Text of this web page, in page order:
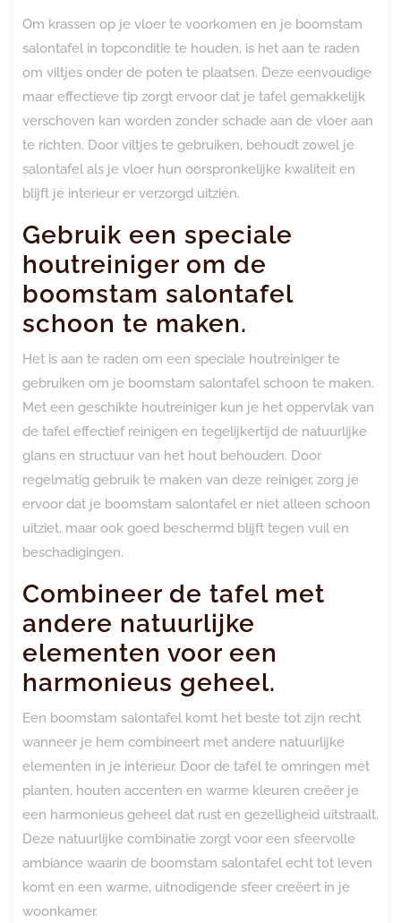
Om krassen op je vloer te voorkomen en je boomstam
salontafel in topconditie te houden, is het aan te raden
om viltjes onder de poten te plaatsen. Deze eenvoudige
maar effectieve tip zorgt ervoor dat je tafel gemakkelijk
verschoven kan worden zonder schade aan de vloer aan
te richten. Door viltjes te gebruiken, behoudt zowel je
salontafel als je vloer hun oorspronkelijke kwaliteit en
blijft je interieur er verzorgd uitzien.
Gebruik een speciale
houtreiniger om de
boomstam salontafel
schoon te maken.
Het is aan te raden om een speciale houtreiniger te
gebruiken om je boomstam salontafel schoon te maken.
Met een geschikte houtreiniger kun je het oppervlak van
de tafel effectief reinigen en tegelijkertijd de natuurlijke
glans en structuur van het hout behouden. Door
regelmatig gebruik te maken van deze reiniger, zorg je
ervoor dat je boomstam salontafel er niet alleen schoon
uitziet, maar ook goed beschermd blijft tegen vuil en
beschadigingen.
Combineer de tafel met
andere natuurlijke
elementen voor een
harmonieus geheel.
Een boomstam salontafel komt het beste tot zijn recht
wanneer je hem combineert met andere natuurlijke
elementen in je interieur. Door de tafel te omringen met
planten, houten accenten en warme kleuren creëer je
een harmonieus geheel dat rust en gezelligheid uitstraalt.
Deze natuurlijke combinatie zorgt voor een sfeervolle
ambiance waarin de boomstam salontafel echt tot leven
komt en een warme, uitnodigende sfeer creëert in je
woonkamer.